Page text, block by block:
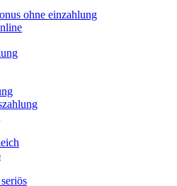
ohne einzahlung